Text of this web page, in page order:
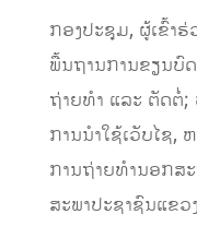
ກອງປະຊຸມ, ຜູ້ເຂົ້າ
ພື້ນຖານການຂຽນບົ
ຖ່າຍທຳ ແລະ ຕັດຕໍ່
ການນຳໃຊ້ເວັບໄຊ,
ການຖ່າຍທຳນອກສ
ສະພາປະຊາຊົນແຂ